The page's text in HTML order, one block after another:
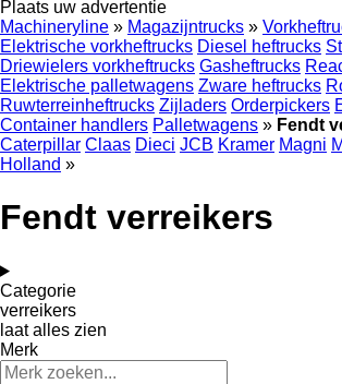
Plaats uw advertentie
Machineryline » Magazijntrucks »
Elektrische vorkheftrucks Diesel heftrucks
Driewielers vorkheftrucks Gasheftrucks
Elektrische palletwagens Zware heftrucks
Ruwterreinheftrucks Zijladers Orderpickers
Container handlers Palletwagens » Fendt
Caterpillar Claas Dieci JCB Kramer Magni
Holland »
Fendt verreikers
Categorie
verreikers
laat alles zien
Merk